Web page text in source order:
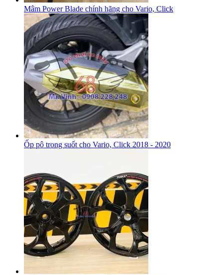
Mâm Power Blade chính hãng cho Vario, Click
Ốp pô trong suốt cho Vario, Click 2018 - 2020